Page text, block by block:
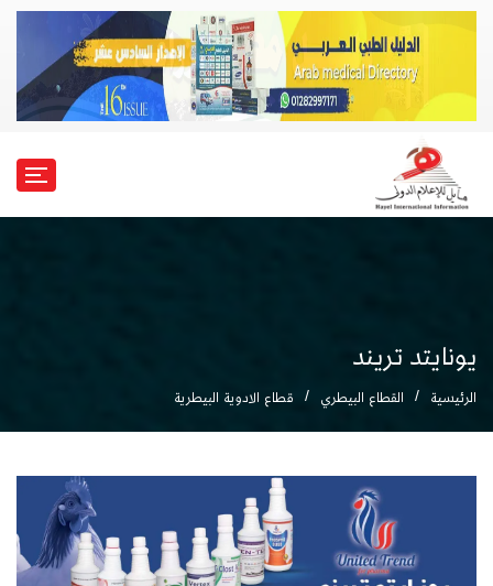
يونايتد تريند
الرئيسية القطاع البيطري قطاع الادوية البيطرية